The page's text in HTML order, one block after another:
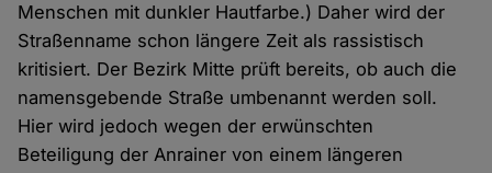
Menschen mit dunkler Hautfarbe.) Daher wird der
Straßenname schon längere Zeit als rassistisch
kritisiert. Der Bezirk Mitte prüft bereits, ob auch die
namensgebende Straße umbenannt werden soll.
Hier wird jedoch wegen der erwünschten
Beteiligung der Anrainer von einem längeren